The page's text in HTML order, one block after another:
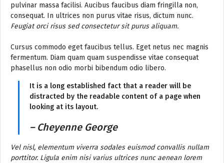
pulvinar massa facilisi. Aucibus faucibus diam fringilla non,
consequat. In ultrices non purus vitae risus, dictum nunc.
Feugiat orci risus sed consectetur sit purus aliquam.
Cursus commodo eget faucibus tellus. Eget netus nec magnis
fermentum. Diam quam quam suspendisse vitae consequat
phasellus non odio morbi bibendum odio libero.
It is a long established fact that a reader will be
distracted by the readable content of a page when
looking at its layout.
– Cheyenne George
Vel nisl, elementum viverra sodales euismod convallis nullam
porttitor. Ligula enim nisi varius ultrices nunc aenean lorem